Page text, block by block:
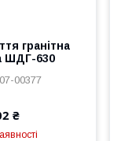
гранітна
ШДГ-630
00377
₴